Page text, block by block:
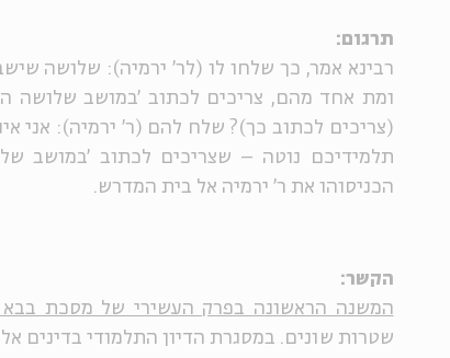
תרגום:
רבינא אמר, כך שלחו לו (לר' ירמיה): שלושה
ומת אחד מהם, צריכים לכתוב 'במושב שלושה
(צריכים לכתוב כך)? שלח להם (ר' ירמיה): אני
תלמידיכם נוטה – שצריכים לכתוב 'במושב
הכניסוהו את ר' ירמיה אל בית המדרש.
הקשר:
המשנה הראשונה בפרק העשירי של מסכת
שטרות שונים. במסגרת הדיון התלמודי בדינים